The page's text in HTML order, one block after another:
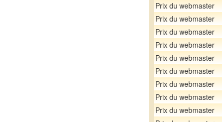
Prix du webmaster
Prix du webmaster
Prix du webmaster
Prix du webmaster
Prix du webmaster
Prix du webmaster
Prix du webmaster
Prix du webmaster
Prix du webmaster